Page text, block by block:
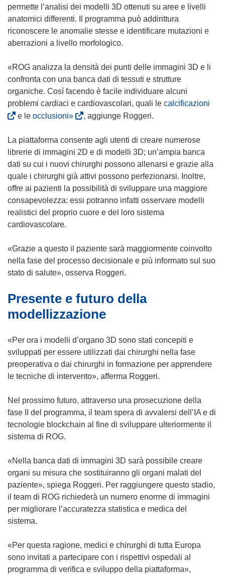
permette l’analisi dei modelli 3D ottenuti su aree e livelli
anatomici differenti. Il programma può addirittura
riconoscere le anomalie stesse e identificare mutazioni e
aberrazioni a livello morfologico.
«ROG analizza la densità dei punti delle immagini 3D e li
confronta con una banca dati di tessuti e strutture
organiche. Così facendo è facile individuare alcuni
problemi cardiaci e cardiovascolari, quali le calcificazioni
r
n
u
t
e le occlusioni»(
i
a
p
r
e
i
n
a
n
u
v
f
n
e
s
t
a
)
, aggiunge Roggeri.
La piattaforma consente agli utenti di creare numerose
librerie di immagini 2D e di modelli 3D; un’ampia banca
dati su cui i nuovi chirurghi possono allenarsi e grazie alla
quale i chirurghi già attivi possono perfezionarsi. Inoltre,
offre ai pazienti la possibilità di sviluppare una maggiore
consapevolezza: essi potranno infatti osservare modelli
realistici del proprio cuore e del loro sistema
cardiovascolare.
«Grazie a questo il paziente sarà maggiormente coinvolto
nella fase del processo decisionale e più informato sul suo
stato di salute», osserva Roggeri.
Presente e futuro della
modellizzazione
«Per ora i modelli d’organo 3D sono stati concepiti e
sviluppati per essere utilizzati dai chirurghi nella fase
preoperativa o dai chirurghi in formazione per apprendere
le tecniche di intervento», afferma Roggeri.
Nel prossimo futuro, attraverso una prosecuzione della
fase II del programma, il team spera di avvalersi dell’IA e di
tecnologie blockchain al fine di sviluppare ulteriormente il
sistema di ROG.
«Nella banca dati di immagini 3D sarà possibile creare
organi su misura che sostituiranno gli organi malati del
paziente», spiega Roggeri. Per raggiungere questo stadio,
il team di ROG richiederà un numero enorme di immagini
per migliorare l’accuratezza statistica e medica del
sistema.
«Per questa ragione, medici e chirurghi di tutta Europa
sono invitati a partecipare con i rispettivi ospedali al
programma di verifica e sviluppo della piattaforma»,